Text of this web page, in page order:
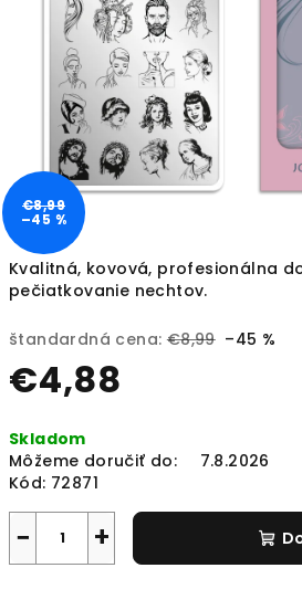
Kvalitná, kovová, profesionálna
pečiatkovanie nechtov.
štandardná cena: €8,99 –45 %
€4,88
cena:
Skladom
Môžeme doručiť do:
7.8.2026
Kód: 72871
+
−
€8,99
–45 %